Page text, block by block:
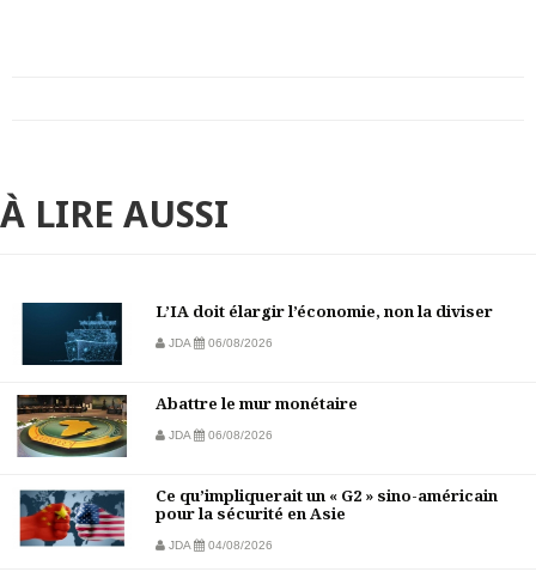
À LIRE AUSSI
L’IA doit élargir l’économie, non la diviser
JDA 06/08/2026
Abattre le mur monétaire
JDA 06/08/2026
Ce qu’impliquerait un « G2 » sino-américain
pour la sécurité en Asie
JDA 04/08/2026